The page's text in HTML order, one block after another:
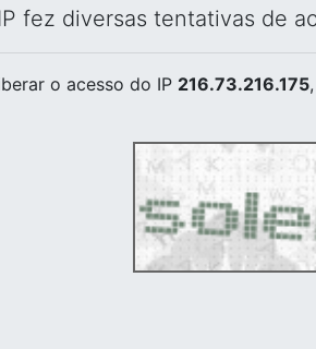
fez diversas tentativas de
o acesso do IP 216.73.216.175